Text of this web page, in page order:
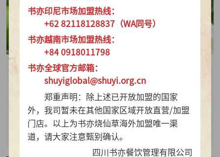
2026-07-28
质价比持续热销
查看详情
书亦印尼市场加盟热线：
+62 82118128837（WA同号）
书亦越南市场加盟热线：
+84 0918011798
书亦全球官方邮箱：
shuyiglobal@shuyi.org.cn
郑重声明：除上述已开放加盟的国家
外，我司暂未在其他国家区域开放直营/加盟
门店。以上为书亦烧仙草海外加盟唯一渠
道，请大家注意甄别确认。
四川书亦餐饮管理有限公司